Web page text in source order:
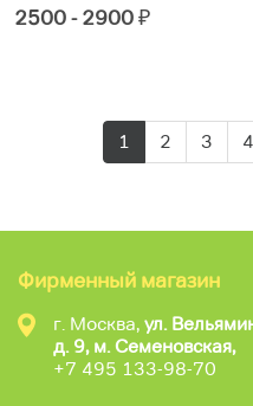
2500 - 2900₽
1 2 3 4
Фирменный магазин
г. Москва, ул.
д. 9, м. Семеновская,
+7 495 133-98-70